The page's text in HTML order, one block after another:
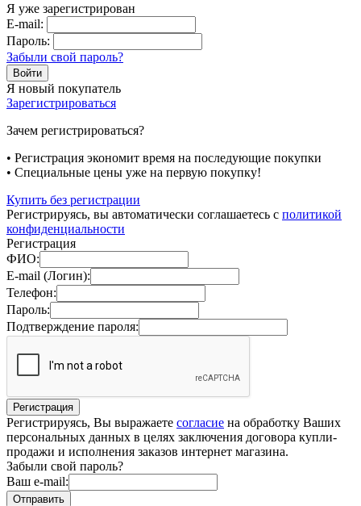
Я уже зарегистрирован
E-mail:
Пароль:
Забыли свой пароль?
Я новый покупатель
Зарегистрироваться
Зачем регистрироваться?
• Регистрация экономит время на последующие покупки
• Специальные цены уже на первую покупку!
Купить без регистрации
Регистрируясь, вы автоматически соглашаетесь с политикой
конфиденциальности
Регистрация
ФИО:
E-mail (Логин):
Телефон:
Пароль:
Подтверждение пароля:
Регистрируясь, Вы выражаете согласие на обработку Ваших
персональных данных в целях заключения договора купли-
продажи и исполнения заказов интернет магазина.
Забыли свой пароль?
Ваш e-mail: